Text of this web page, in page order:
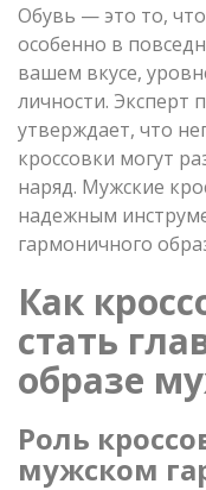
Обувь — это то,
особенно в
вашем вкусе,
личности. Эксперт
утверждает, что
кроссовки могут
наряд. Мужские
надежным
гармоничного
Как
стать
образе
Роль
мужском